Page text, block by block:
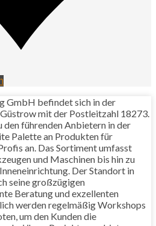
GmbH befindet sich in der
mit der Postleitzahl 18273.
führenden Anbietern in der
Palette an Produkten für
an. Das Sortiment umfasst
und Maschinen bis hin zu
Der Standort in
seine großzügigen
Beratung und exzellenten
werden regelmäßig Workshops
um den Kunden die